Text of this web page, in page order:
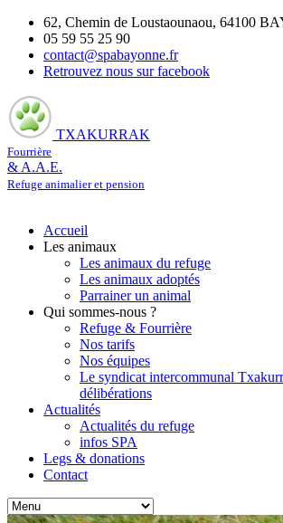
62, Chemin de Loustaounaou, 64100
05 59 55 25 90
contact@spabayonne.fr
Retrouvez nous sur facebook
TXAKURRAK
Fourrière
& A.A.E.
Refuge animalier et pension
Accueil
Les animaux
Les animaux du refuge
Les animaux adoptés
Parrainer un animal
Qui sommes-nous ?
Refuge & Fourrière
Nos tarifs
Nos équipes
Le syndicat intercommunal
délibérations
Actualités
Actualités du refuge
infos SPA
Legs & donations
Contact